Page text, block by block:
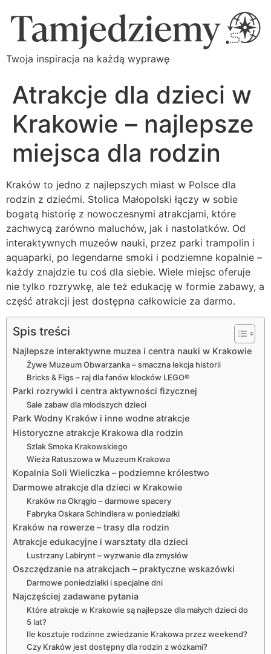
Twoja inspiracja na każdą wyprawę
Atrakcje dla dzieci w
Krakowie – najlepsze
miejsca dla rodzin
Kraków to jedno z najlepszych miast w Polsce dla
rodzin z dziećmi. Stolica Małopolski łączy w sobie
bogatą historię z nowoczesnymi atrakcjami, które
zachwycą zarówno maluchów, jak i nastolatków. Od
interaktywnych muzeów nauki, przez parki trampolin i
aquaparki, po legendarne smoki i podziemne kopalnie –
każdy znajdzie tu coś dla siebie. Wiele miejsc oferuje
nie tylko rozrywkę, ale też edukację w formie zabawy, a
część atrakcji jest dostępna całkowicie za darmo.
Spis treści
Najlepsze interaktywne muzea i centra nauki w Krakowie
Żywe Muzeum Obwarzanka – smaczna lekcja historii
Bricks & Figs – raj dla fanów klocków LEGO®
Parki rozrywki i centra aktywności fizycznej
Sale zabaw dla młodszych dzieci
Park Wodny Kraków i inne wodne atrakcje
Historyczne atrakcje Krakowa dla rodzin
Szlak Smoka Krakowskiego
Wieża Ratuszowa w Muzeum Krakowa
Kopalnia Soli Wieliczka – podziemne królestwo
Darmowe atrakcje dla dzieci w Krakowie
Kraków na Okrągło – darmowe spacery
Fabryka Oskara Schindlera w poniedziałki
Kraków na rowerze – trasy dla rodzin
Atrakcje edukacyjne i warsztaty dla dzieci
Lustrzany Labirynt – wyzwanie dla zmysłów
Oszczędzanie na atrakcjach – praktyczne wskazówki
Darmowe poniedziałki i specjalne dni
Najczęściej zadawane pytania
Które atrakcje w Krakowie są najlepsze dla małych dzieci do
5 lat?
Ile kosztuje rodzinne zwiedzanie Krakowa przez weekend?
Czy Kraków jest dostępny dla rodzin z wózkami?